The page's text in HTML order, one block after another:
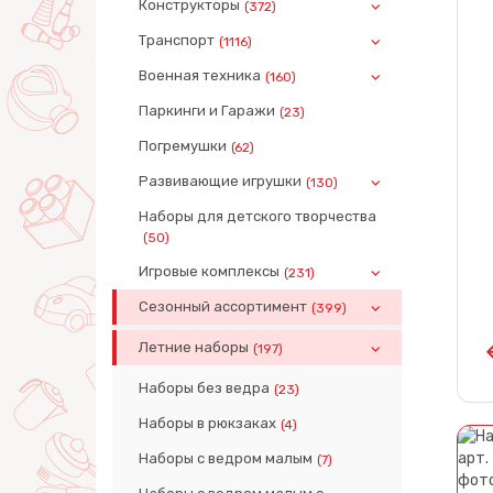
Конструкторы (372)
Транспорт (1116)
Военная техника (160)
Паркинги и Гаражи (23)
Погремушки (62)
Развивающие игрушки (130)
Наборы для детского творчества
(50)
Игровые комплексы (231)
Сезонный ассортимент (399)
Летние наборы (197)
Наборы без ведра (23)
Наборы в рюкзаках (4)
Наборы с ведром малым (7)